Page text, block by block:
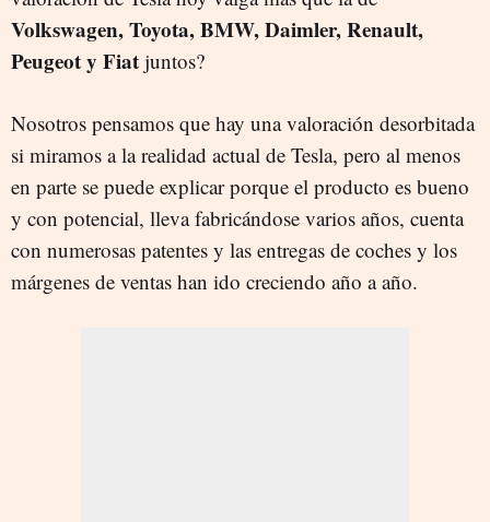
Volkswagen, Toyota, BMW, Daimler, Renault,
Peugeot y Fiat juntos?
Nosotros pensamos que hay una valoración desorbitada
si miramos a la realidad actual de Tesla, pero al menos
en parte se puede explicar porque el producto es bueno
y con potencial, lleva fabricándose varios años, cuenta
con numerosas patentes y las entregas de coches y los
márgenes de ventas han ido creciendo año a año.